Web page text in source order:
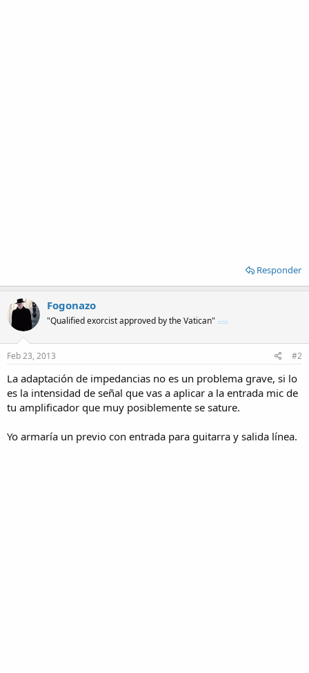
Responder
Fogonazo
"Qualified exorcist approved by the Vatican"
Feb 23, 2013 #2
La adaptación de impedancias no es un problema grave, si lo
es la intensidad de señal que vas a aplicar a la entrada mic de
tu amplificador que muy posiblemente se sature.
Yo armaría un previo con entrada para guitarra y salida línea.